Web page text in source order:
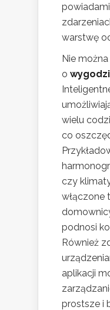
warstwę
Nie
o
wielu
co
czy
włączone
podnosi
Również
aplikacji
prostsze i